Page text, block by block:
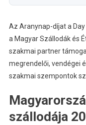
Az Aranynap-díjat a
a Magyar Szállodák és
szakmai partner
megrendelői, vendégei
szakmai szempontok
szállodája